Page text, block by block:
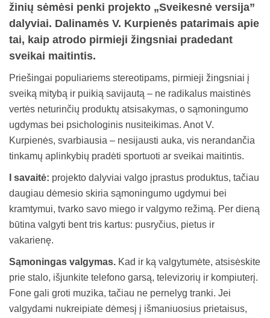
žinių sėmėsi penki projekto „Sveikesnė versija”
dalyviai. Dalinamės V. Kurpienės patarimais apie
tai, kaip atrodo pirmieji žingsniai pradedant
sveikai maitintis.
Priešingai populiariems stereotipams, pirmieji žingsniai į
sveiką mitybą ir puikią savijautą – ne radikalus maistinės
vertės neturinčių produktų atsisakymas, o sąmoningumo
ugdymas bei psichologinis nusiteikimas. Anot V.
Kurpienės, svarbiausia – nesijausti auka, vis nerandančia
tinkamų aplinkybių pradėti sportuoti ar sveikai maitintis.
I savaitė: projekto dalyviai valgo įprastus produktus, tačiau
daugiau dėmesio skiria sąmoningumo ugdymui bei
kramtymui, tvarko savo miego ir valgymo režimą. Per dieną
būtina valgyti bent tris kartus: pusryčius, pietus ir
vakarienę.
Sąmoningas valgymas. Kad ir ką valgytumėte, atsisėskite
prie stalo, išjunkite telefono garsą, televizorių ir kompiuterį.
Fone gali groti muzika, tačiau ne pernelyg tranki. Jei
valgydami nukreipiate dėmesį į išmaniuosius prietaisus,